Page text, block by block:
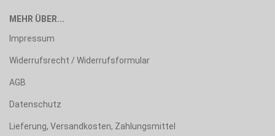
MEHR ÜBER...
Impressum
Widerrufsrecht / Widerrufsformular
AGB
Datenschutz
Lieferung, Versandkosten, Zahlungsmittel